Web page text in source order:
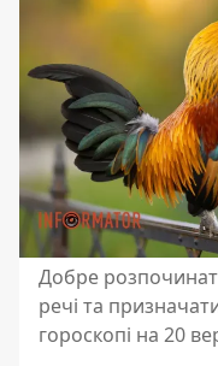
Добре
речі та
гороскопі на 20